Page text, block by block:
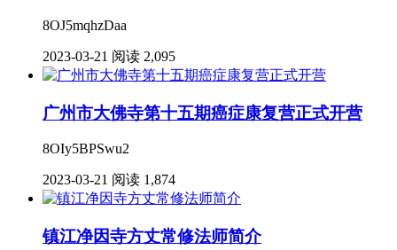
8OJ5mqhzDaa
2023-03-21 阅读 2,095
广州市大佛寺第十五期癌症康复营正式开营
8OIy5BPSwu2
2023-03-21 阅读 1,874
镇江净因寺方丈常修法师简介